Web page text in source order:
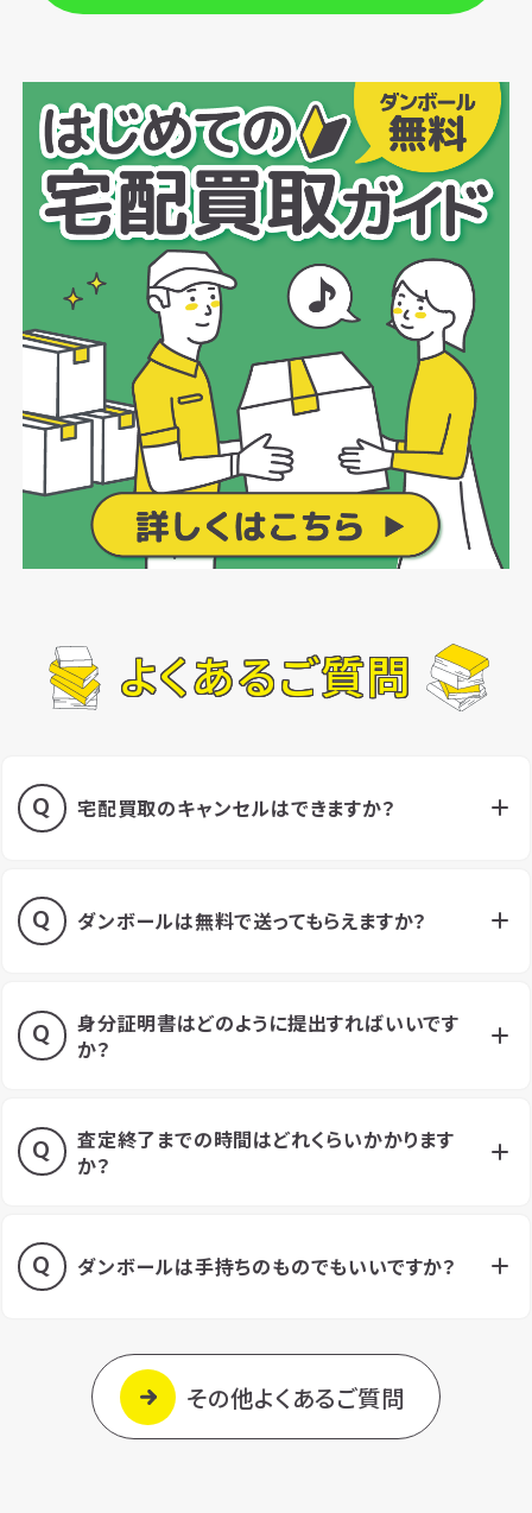
よくあるご質問
宅配買取のキャンセルはできますか？
ダンボールは無料で送ってもらえますか？
身分証明書はどのように提出すればいいです
か？
査定終了までの時間はどれくらいかかります
か？
ダンボールは手持ちのものでもいいですか？
その他よくあるご質問